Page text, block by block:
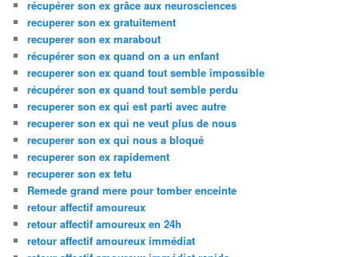
récupérer son ex grâce aux neurosciences
recuperer son ex gratuitement
recuperer son ex marabout
récupérer son ex quand on a un enfant
recuperer son ex quand tout semble impossible
récupérer son ex quand tout semble perdu
recuperer son ex qui est parti avec autre
recuperer son ex qui ne veut plus de nous
recuperer son ex qui nous a bloqué
recuperer son ex rapidement
recuperer son ex tetu
Remede grand mere pour tomber enceinte
retour affectif amoureux
retour affectif amoureux en 24h
retour affectif amoureux immédiat